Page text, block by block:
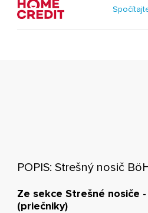
POPIS: Strešný nosič
Ze sekce Strešné nosiče
(priečniky)